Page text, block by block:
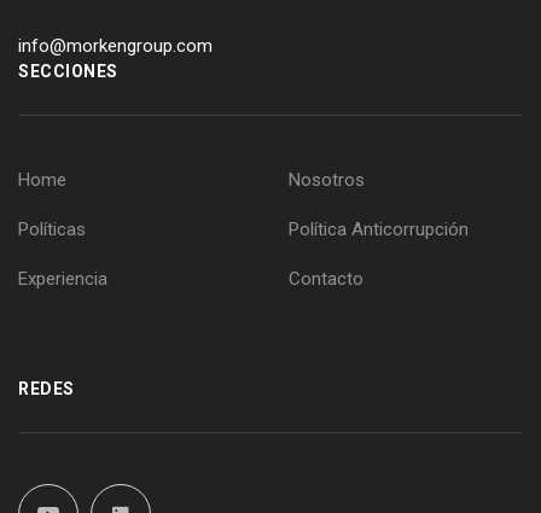
info@morkengroup.com
SECCIONES
Home Nosotros
Políticas Política Anticorrupción
Experiencia Contacto
REDES